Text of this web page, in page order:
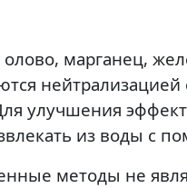
марганец,
улучшения
из воды с
методы не